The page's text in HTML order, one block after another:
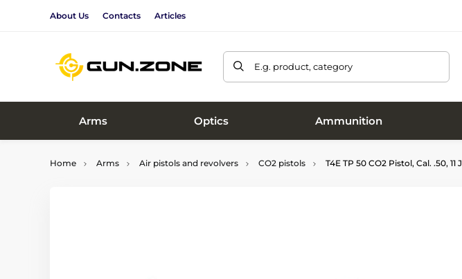
About Us Contacts Articles
E.g. product, category
Arms Optics Ammunition
Home Arms Air pistols and revolvers CO2 pistols T4E TP 50 CO2 Pistol, Cal. .50, 11 J